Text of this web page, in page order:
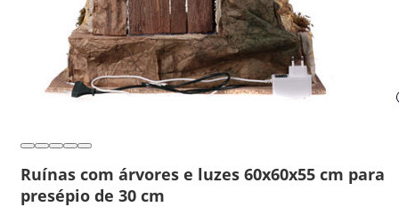
Ruínas com árvores e luzes 60x60x55 cm para
presépio de 30 cm